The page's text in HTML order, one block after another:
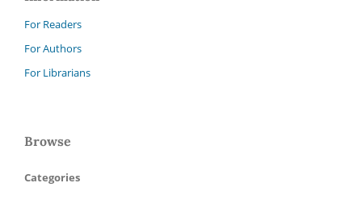
For Readers
For Authors
For Librarians
Browse
Categories